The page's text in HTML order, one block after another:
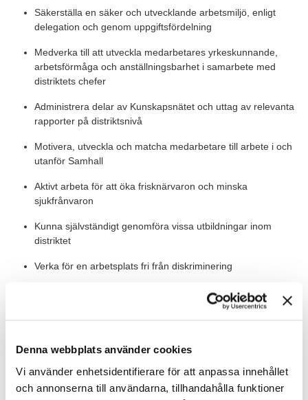
Denna webbplats använder cookies
Vi använder enhetsidentifierare för att anpassa innehållet
och annonserna till användarna, tillhandahålla funktioner
Säkerställa en säker och utvecklande arbetsmiljö, enligt
delegation och genom uppgiftsfördelning
Medverka till att utveckla medarbetares yrkeskunnande,
arbetsförmåga och anställningsbarhet i samarbete med
distriktets chefer
Administrera delar av Kunskapsnätet och uttag av relevanta
rapporter på distriktsnivå
Motivera, utveckla och matcha medarbetare till arbete i och
utanför Samhall
Aktivt arbeta för att öka frisknärvaron och minska
sjukfrånvaron
Kunna självständigt genomföra vissa utbildningar inom
distriktet
Verka för en arbetsplats fri från diskriminering
Vid behov personalansvar för anvisade medarbetare under
Värt att veta
Som Gruppchef Utbildning får du leda och utveckla
utbildningsinsatser i Skaraborg. Du utgår från kontoret i Skövde.